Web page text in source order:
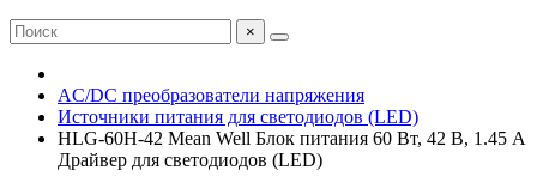
×
AC/DC преобразователи напряжения
Источники питания для светодиодов (LED)
HLG-60H-42 Mean Well Блок питания 60 Вт, 42 В, 1.45 А
Драйвер для светодиодов (LED)